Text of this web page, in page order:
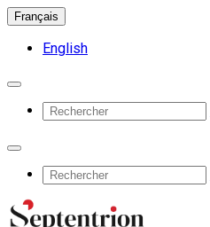
Français
English